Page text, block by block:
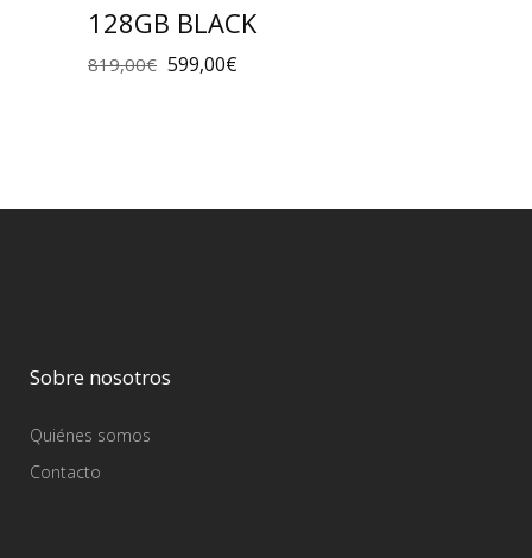
128GB BLACK
819,00€ 599,00€
Sobre nosotros
Quiénes somos
Contacto